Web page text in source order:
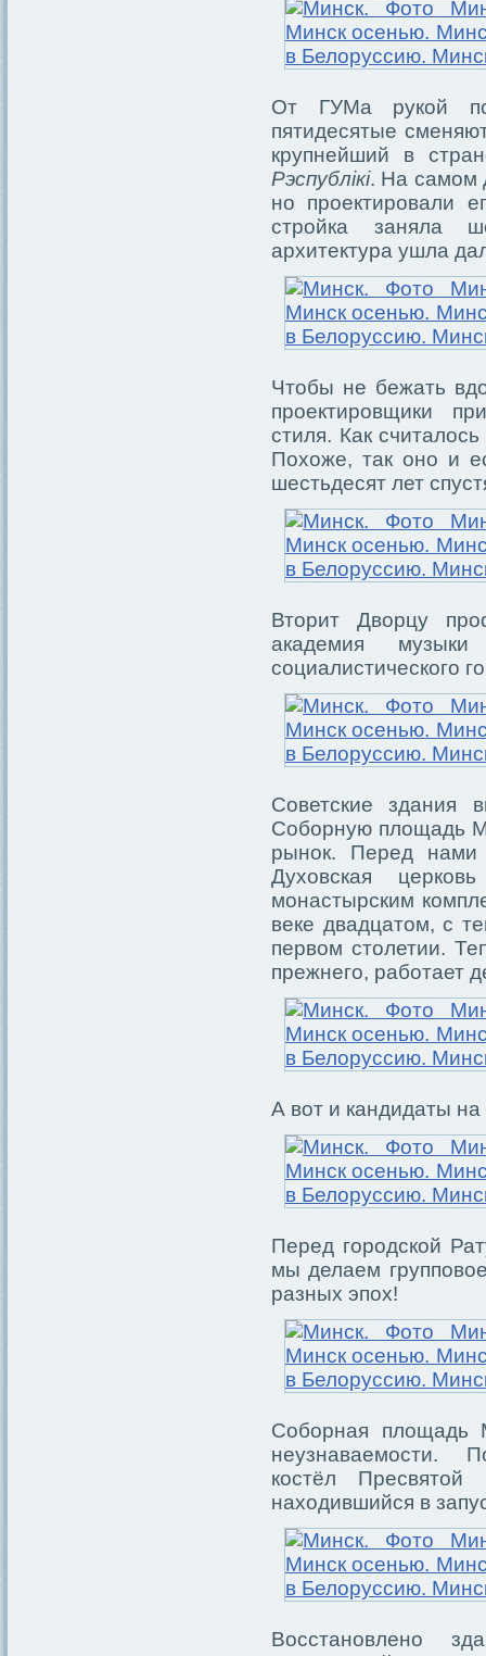
От ГУМа рукой
пятидесятые
крупнейший в
Рэспублікі. На самом
но проектировали
стройка заняла
архитектура ушла
Чтобы не бежать
проектировщики
стиля. Как
Похоже, так оно и
шестьдесят лет
Вторит Дворцу
академия
социалистического
Советские здания
Соборную площадь
рынок. Перед нами
Духовская
монастырским
веке двадцатом, с
первом столетии.
прежнего, работает
А вот и кандидаты
Перед городской
мы делаем
разных эпох!
Соборная площадь
неузнаваемости.
костёл
находившийся в
Восстановлено